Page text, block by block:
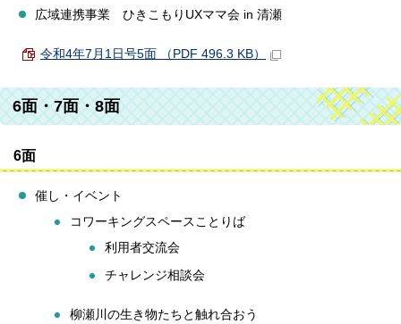
広域連携事業 ひきこもりUXママ会 in 清瀬
令和4年7月1日号5面 （PDF 496.3 KB）
6面・7面・8面
6面
催し・イベント
コワーキングスペースことりば
利用者交流会
チャレンジ相談会
柳瀬川の生き物たちと触れ合おう